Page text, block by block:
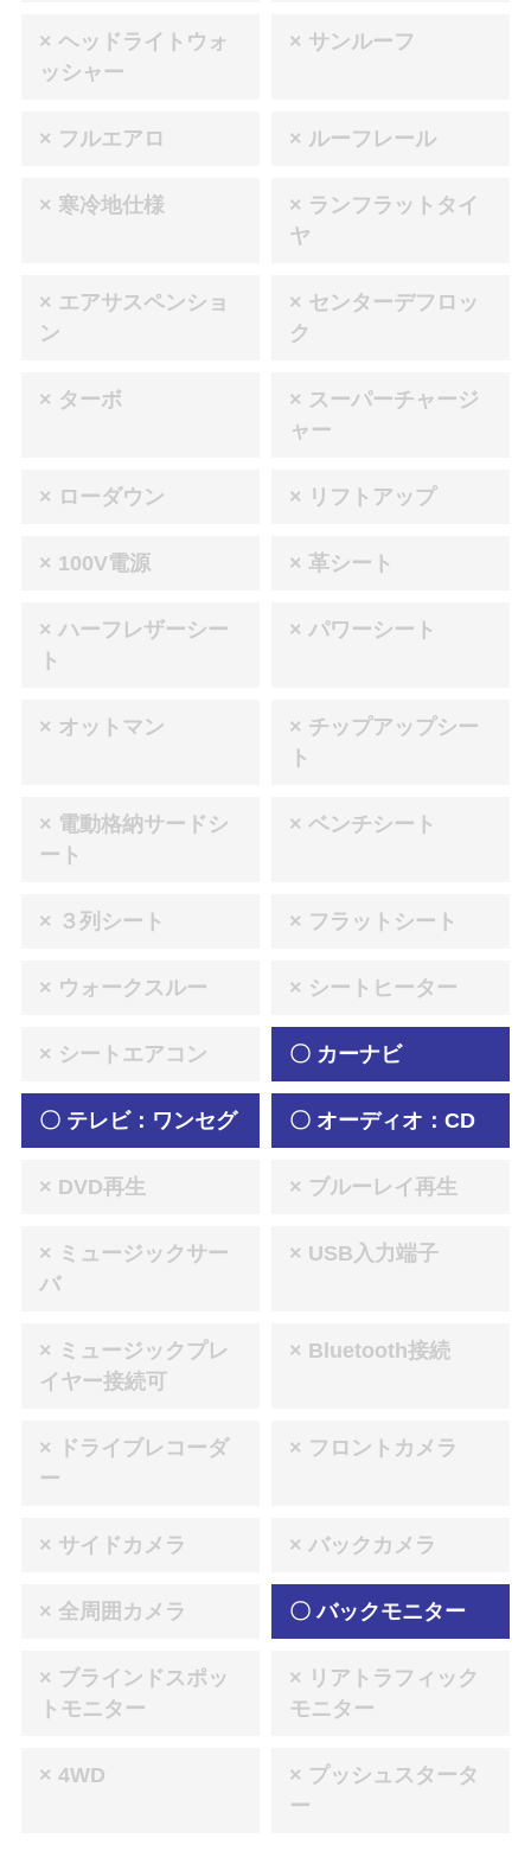
× ヘッドライトウォ
ッシャー
× サンルーフ
× フルエアロ × ルーフレール
× 寒冷地仕様
× ランフラットタイ
ヤ
× エアサスペンショ
ン
× センターデフロッ
ク
× ターボ
× スーパーチャージ
ャー
× ローダウン × リフトアップ
× 100V電源 × 革シート
× ハーフレザーシー
ト
× パワーシート
× オットマン
× チップアップシー
ト
× 電動格納サードシ
ート
× ベンチシート
× ３列シート × フラットシート
× ウォークスルー × シートヒーター
× シートエアコン 〇 カーナビ
〇 テレビ：ワンセグ 〇 オーディオ：CD
× DVD再生 × ブルーレイ再生
× ミュージックサー
バ
× USB入力端子
× ミュージックプレ
イヤー接続可
× Bluetooth接続
× ドライブレコーダ
ー
× フロントカメラ
× サイドカメラ × バックカメラ
× 全周囲カメラ 〇 バックモニター
× ブラインドスポッ
トモニター
× リアトラフィック
モニター
× 4WD
× プッシュスタータ
ー